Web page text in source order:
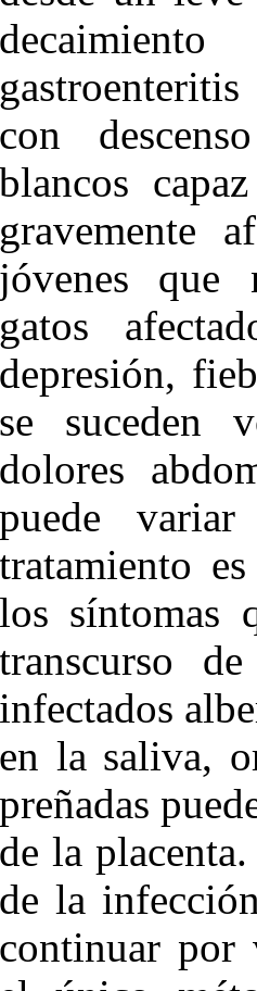
con
blancos
gravemente
jóvenes que
gatos
depresión,
se suceden
dolores
puede
tratamiento
los síntomas
transcurso
infectados
en la saliva,
preñadas
de la
de la
continuar por